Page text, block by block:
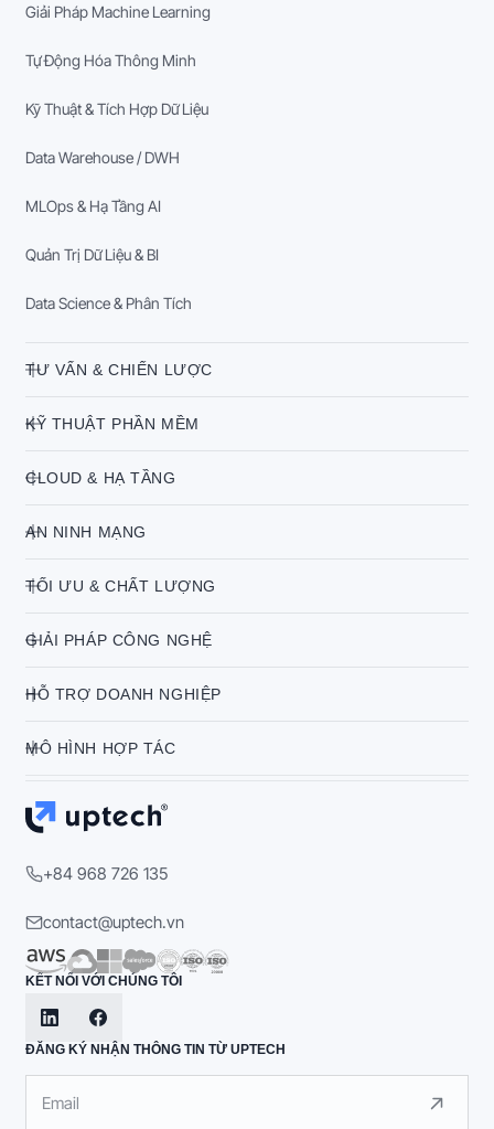
Giải Pháp Machine Learning
Tự Động Hóa Thông Minh
Kỹ Thuật & Tích Hợp Dữ Liệu
Data Warehouse / DWH
MLOps & Hạ Tầng AI
Quản Trị Dữ Liệu & BI
Data Science & Phân Tích
TƯ VẤN & CHIẾN LƯỢC
KỸ THUẬT PHẦN MỀM
CLOUD & HẠ TẦNG
AN NINH MẠNG
TỐI ƯU & CHẤT LƯỢNG
GIẢI PHÁP CÔNG NGHỆ
HỖ TRỢ DOANH NGHIỆP
MÔ HÌNH HỢP TÁC
+84 968 726 135
contact@uptech.vn
KẾT NỐI VỚI CHÚNG TÔI
ĐĂNG KÝ NHẬN THÔNG TIN TỪ UPTECH